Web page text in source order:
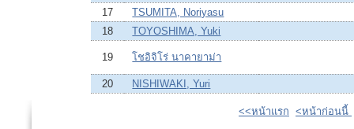
17
TSUMITA, Noriyasu
18
TOYOSHIMA, Yuki
19 โชอิจิโร่ นาคายาม่า
20 NISHIWAKI, Yuri
<<หน้าแรก <หน้าก่อนนี้